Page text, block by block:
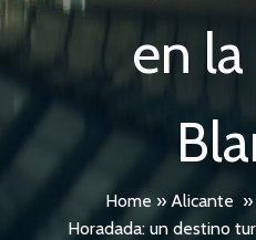
en
Home » Alicante »
Horadada: un destino